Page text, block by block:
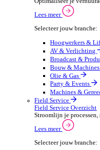
Automotive
Lees meer
Selecteer jouw
Verhuur
Verhuur Overzicht
Optimaliseer je
Lees meer
Selecteer jouw